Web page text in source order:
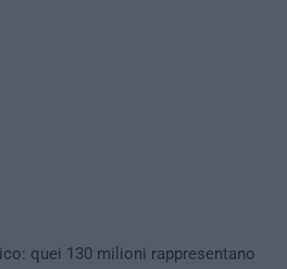
quei 130 milioni rappresentano